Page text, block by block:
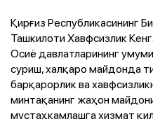
Қирғиз Республикасининг
Ташкилоти Хавфсизлик
Осиё давлатларининг
суриш, халқаро майдонда
барқарорлик ва
минтақанинг жаҳон
мустаҳкамлашга хизмат